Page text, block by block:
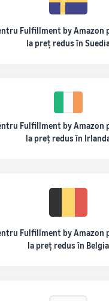
Fulfillment by
la preț redus în
Fulfillment by
la preț redus în
Fulfillment by
la preț redus în Belgia